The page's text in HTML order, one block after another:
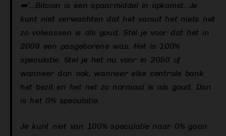
➡️‘…Bitcoin is een spaarmiddel in opkomst. Je
kunt niet verwachten dat het vanuit het niets net
zo volwassen is als goud. Stel je voor dat het in
2009 een pasgeborene was. Het is 100%
speculatie. Stel je het nu voor in 2050 of
wanneer dan ook, wanneer elke centrale bank
het bezit en het net zo normaal is als goud. Dan
is het 0% speculatie.
Je kunt niet van 100% speculatie naar 0% gaan